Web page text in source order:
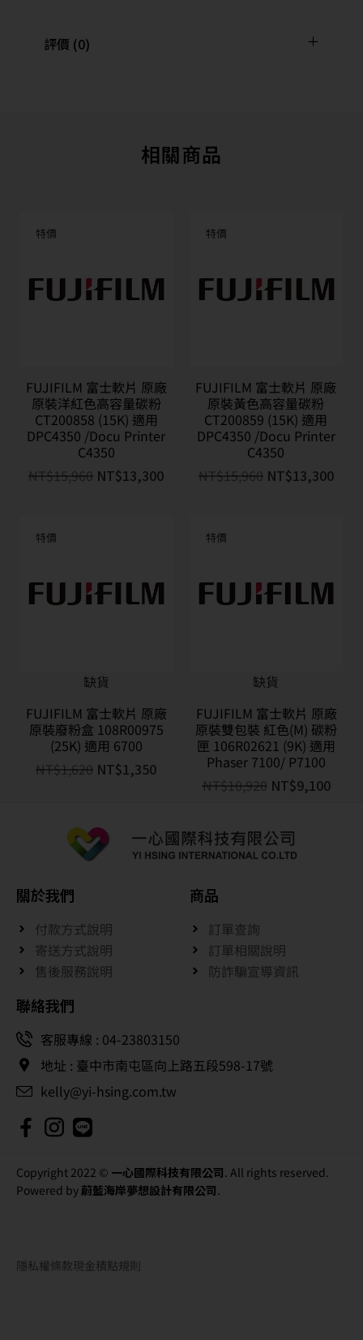
評價 (0)
相關商品
特價
FUJIFILM 富士軟片 原廠
原裝洋紅色高容量碳粉
CT200858 (15K) 適用
DPC4350 /Docu Printer
C4350
NT$15,960 NT$13,300
特價
FUJIFILM 富士軟片 原廠
原裝黃色高容量碳粉
CT200859 (15K) 適用
DPC4350 /Docu Printer
C4350
NT$15,960 NT$13,300
特價
缺貨
FUJIFILM 富士軟片 原廠
原裝廢粉盒 108R00975
(25K) 適用 6700
NT$1,620 NT$1,350
特價
缺貨
FUJIFILM 富士軟片 原廠
原裝雙包裝 紅色(M) 碳粉
匣 106R02621 (9K) 適用
Phaser 7100/ P7100
NT$10,920 NT$9,100
關於我們
付款方式說明
寄送方式說明
售後服務說明
商品
訂單查詢
訂單相關說明
防詐騙宣導資訊
聯絡我們
客服專線 : 04-23803150
地址 : 臺中市南屯區向上路五段598-17號
kelly@yi-hsing.com.tw
Copyright 2022 © 一心國際科技有限公司. All rights reserved.
Powered by 蔚藍海岸夢想設計有限公司.
隱私權條款現金積點規則